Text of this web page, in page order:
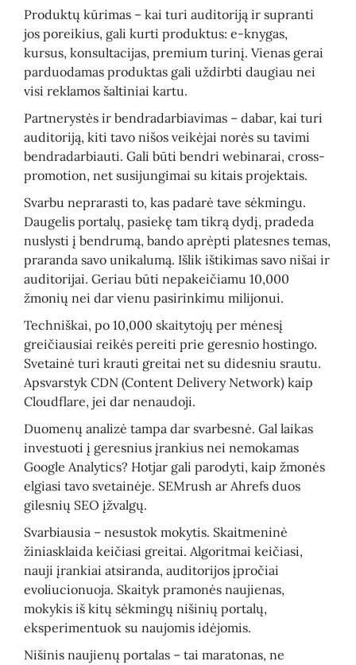
Produktų kūrimas – kai turi auditoriją ir supranti
jos poreikius, gali kurti produktus: e-knygas,
kursus, konsultacijas, premium turinį. Vienas gerai
parduodamas produktas gali uždirbti daugiau nei
visi reklamos šaltiniai kartu.
Partnerystės ir bendradarbiavimas – dabar, kai turi
auditoriją, kiti tavo nišos veikėjai norės su tavimi
bendradarbiauti. Gali būti bendri webinarai, cross-
promotion, net susijungimai su kitais projektais.
Svarbu neprarasti to, kas padarė tave sėkmingu.
Daugelis portalų, pasiekę tam tikrą dydį, pradeda
nuslysti į bendrumą, bando aprėpti platesnes temas,
praranda savo unikalumą. Išlik ištikimas savo nišai ir
auditorijai. Geriau būti nepakeičiamu 10,000
žmonių nei dar vienu pasirinkimu milijonui.
Techniškai, po 10,000 skaitytojų per mėnesį
greičiausiai reikės pereiti prie geresnio hostingo.
Svetainė turi krauti greitai net su didesniu srautu.
Apsvarstyk CDN (Content Delivery Network) kaip
Cloudflare, jei dar nenaudoji.
Duomenų analizė tampa dar svarbesnė. Gal laikas
investuoti į geresnius įrankius nei nemokamas
Google Analytics? Hotjar gali parodyti, kaip žmonės
elgiasi tavo svetainėje. SEMrush ar Ahrefs duos
gilesnių SEO įžvalgų.
Svarbiausia – nesustok mokytis. Skaitmeninė
žiniasklaida keičiasi greitai. Algoritmai keičiasi,
nauji įrankiai atsiranda, auditorijos įpročiai
evoliucionuoja. Skaityk pramonės naujienas,
mokykis iš kitų sėkmingų nišinių portalų,
eksperimentuok su naujomis idėjomis.
Nišinis naujienų portalas – tai maratonas, ne